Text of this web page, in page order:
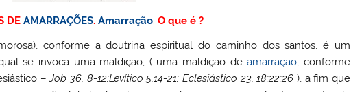
DEAMARRAÇÕES.Amarração.O que é ?
conforme a doutrina espiritual do caminho dos santos, é um
se invoca uma maldição, ( uma maldição deamarração, conforme
–Job 36, 8-12;Levítico 5,14-21; Eclesiástico 23, 18;22;26 ), a fim que